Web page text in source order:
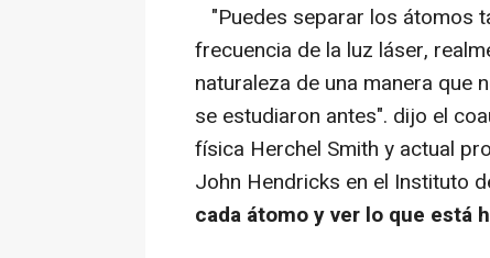
"Puedes separar los átomos
frecuencia de la luz láser,
naturaleza de una manera que
se estudiaron antes". dijo el
física Herchel Smith y actual
John Hendricks en el Instituto
cada átomo y ver lo que está